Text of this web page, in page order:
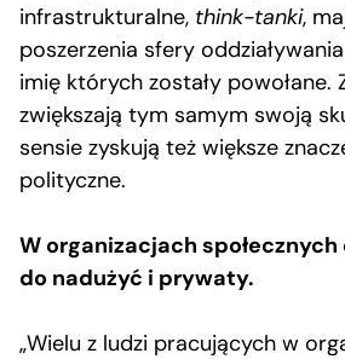
infrastrukturalne, think-tanki,
poszerzenia sfery
imię których zostały powołane.
zwiększają tym samym swoją
sensie zyskują też większe
polityczne.
W organizacjach
do nadużyć i prywaty.
„Wielu z ludzi pracujących w